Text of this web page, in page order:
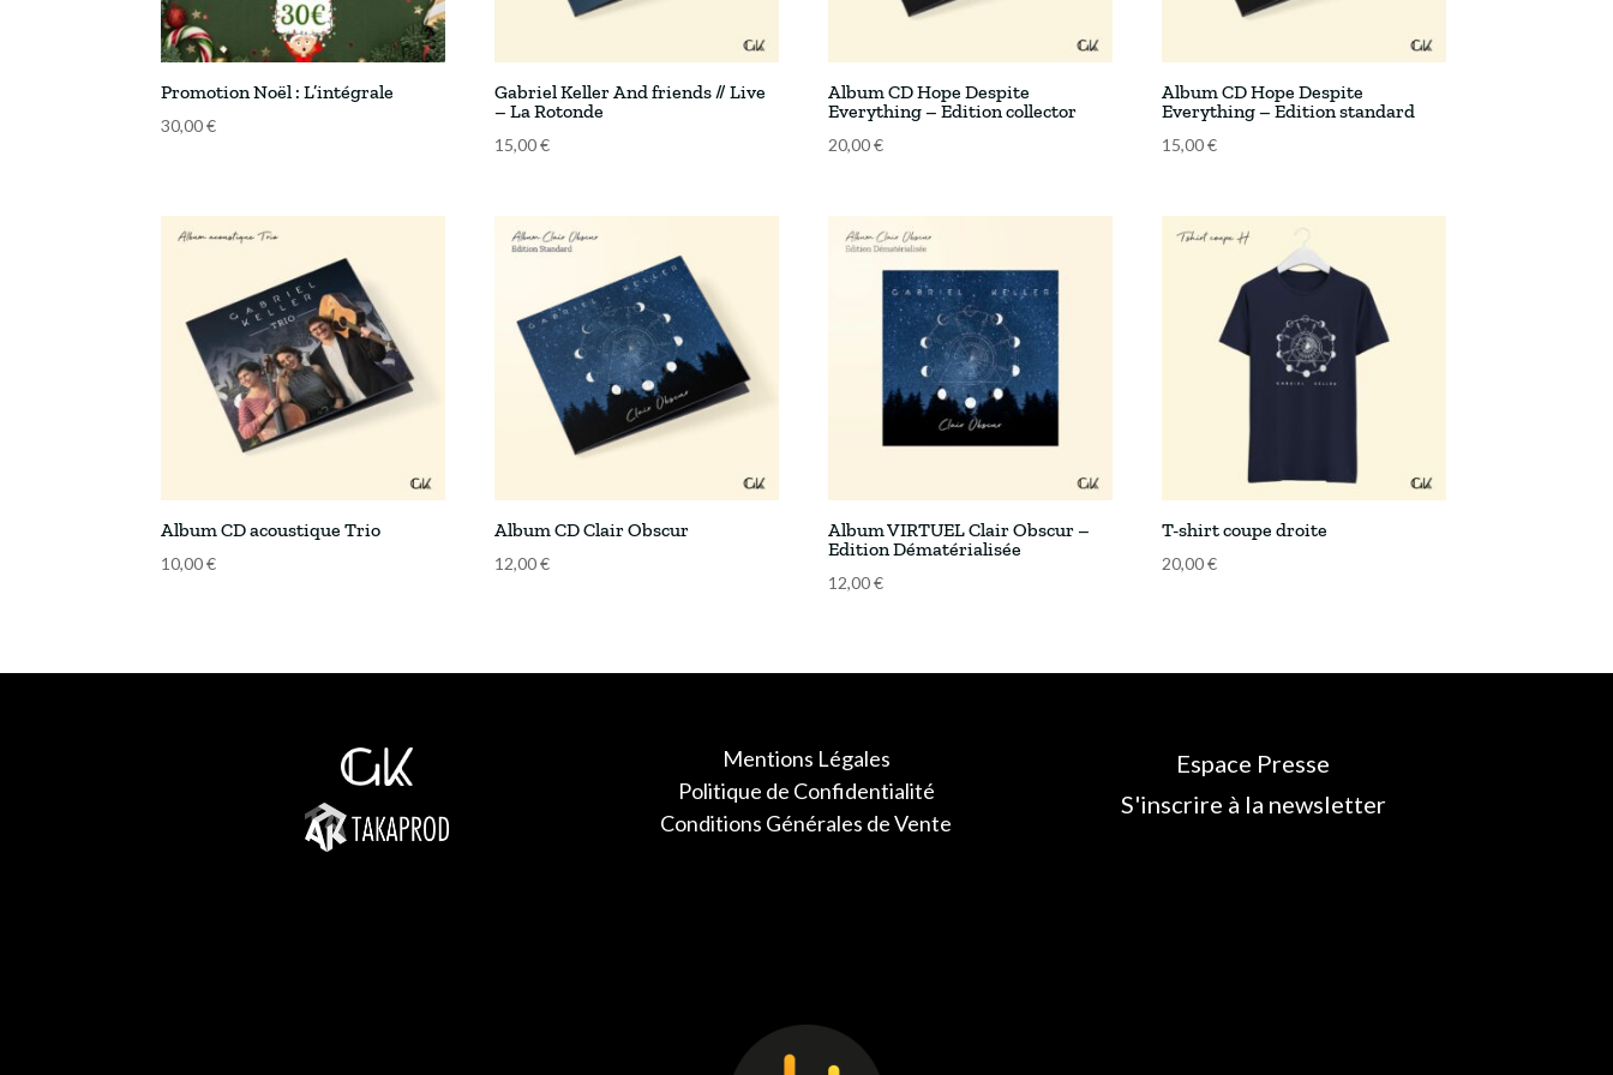
Promotion Noël : L’intégrale
30,00€
Gabriel Keller And friends // Live
– La Rotonde
15,00€
Album CD Hope Despite
Everything – Edition collector
20,00€
Album CD Hope Despite
Everything – Edition standard
15,00€
Album CD acoustique Trio
10,00€
Album CD Clair Obscur
12,00€
Album VIRTUEL Clair Obscur –
Edition Dématérialisée
12,00€
T-shirt coupe droite
20,00€
Mentions Légales
Politique de Confidentialité
Conditions Générales de Vente
Espace Presse
S'inscrire à la newsletter